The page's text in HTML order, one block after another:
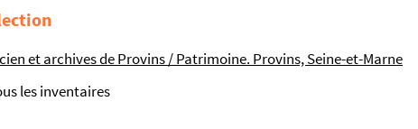
et archives de Provins / Patrimoine. Provins, Seine-et-Marne
les inventaires
épique